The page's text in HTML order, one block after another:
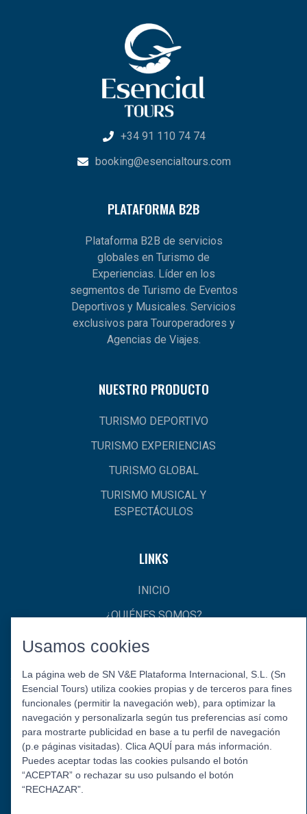
+34 91 110 74 74
booking@esencialtours.com
PLATAFORMA B2B
Plataforma B2B de servicios
globales en Turismo de
Experiencias. Líder en los
segmentos de Turismo de Eventos
Deportivos y Musicales. Servicios
exclusivos para Touroperadores y
Agencias de Viajes.
NUESTRO PRODUCTO
TURISMO DEPORTIVO
TURISMO EXPERIENCIAS
TURISMO GLOBAL
TURISMO MUSICAL Y
ESPECTÁCULOS
LINKS
INICIO
¿QUIÉNES SOMOS?
CONTACTO
Política de Privacidad Aviso LegalPolítica de Cookies
© 2026 Esencial Tours.
Usamos cookies
La página web de SN V&E Plataforma Internacional, S.L. (Sn
Esencial Tours) utiliza cookies propias y de terceros para fines
funcionales (permitir la navegación web), para optimizar la
navegación y personalizarla según tus preferencias así como
para mostrarte publicidad en base a tu perfil de navegación
(p.e páginas visitadas). Clica AQUÍ para más información.
Puedes aceptar todas las cookies pulsando el botón
“ACEPTAR” o rechazar su uso pulsando el botón
“RECHAZAR”.